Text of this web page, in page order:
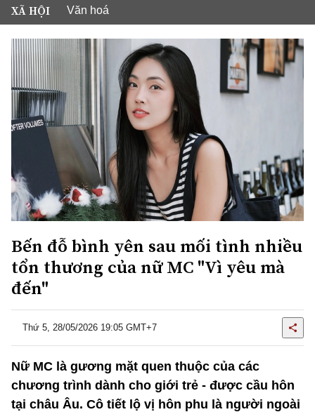
XÃ HỘI Văn hoá
Bến đỗ bình yên sau mối tình nhiều
tổn thương của nữ MC "Vì yêu mà
đến"
Thứ 5, 28/05/2026 19:05 GMT+7
Nữ MC là gương mặt quen thuộc của các
chương trình dành cho giới trẻ - được cầu hôn
tại châu Âu. Cô tiết lộ vị hôn phu là người ngoài